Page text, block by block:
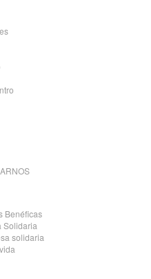
Benéficas
Solidaria
solidaria